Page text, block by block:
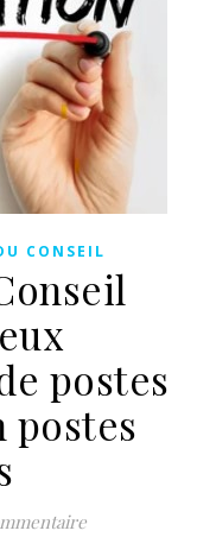
CONSEIL
postes
postes